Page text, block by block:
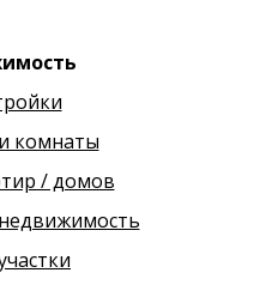
комнаты
/ домов